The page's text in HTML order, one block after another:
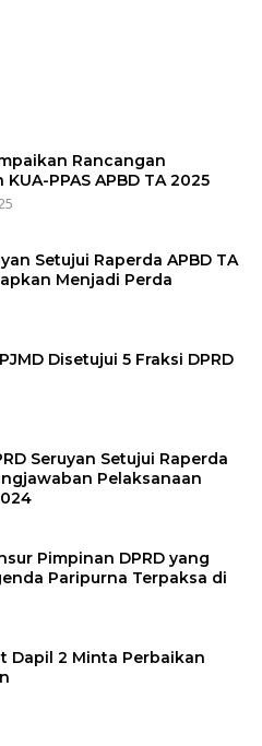
Rancangan
PPAS APBD TA 2025
Setujui Raperda APBD TA
Menjadi Perda
Disetujui 5 Fraksi DPRD
Seruyan Setujui Raperda
Pelaksanaan
Pimpinan DPRD yang
Paripurna Terpaksa di
Dapil 2 Minta Perbaikan